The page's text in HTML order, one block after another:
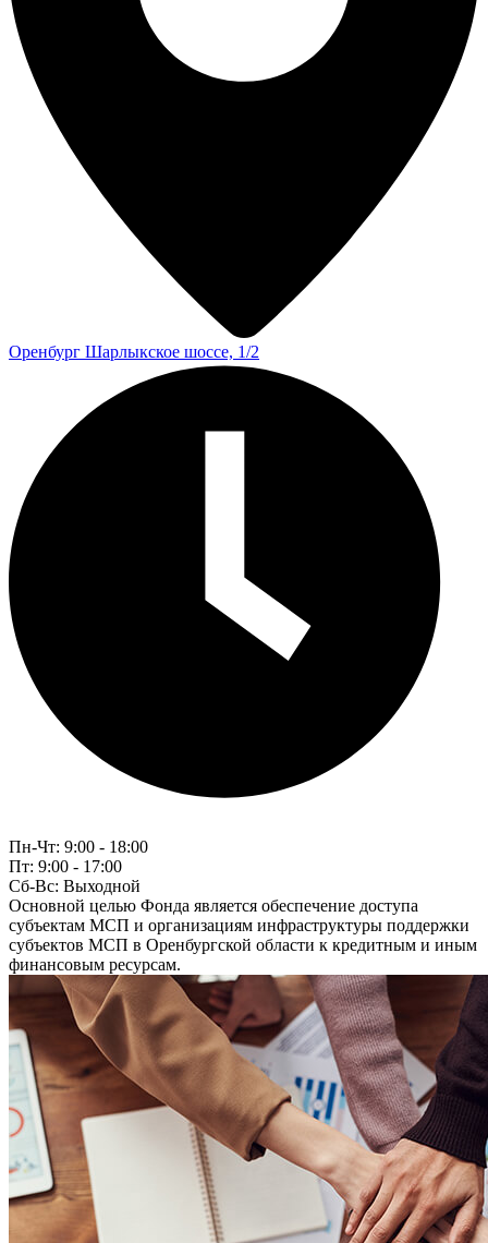
Оренбург Шарлыкское шоссе, 1/2
Пн-Чт: 9:00 - 18:00
Пт: 9:00 - 17:00
Сб-Вс: Выходной
Основной целью Фонда является обеспечение доступа
субъектам МСП и организациям инфраструктуры поддержки
субъектов МСП в Оренбургской области к кредитным и иным
финансовым ресурсам.